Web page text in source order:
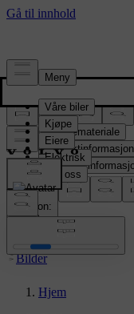
Presserom
Pressemateriale
Produktinformasjon
Mediekontakter
location:
NO
Bilder
Hjem